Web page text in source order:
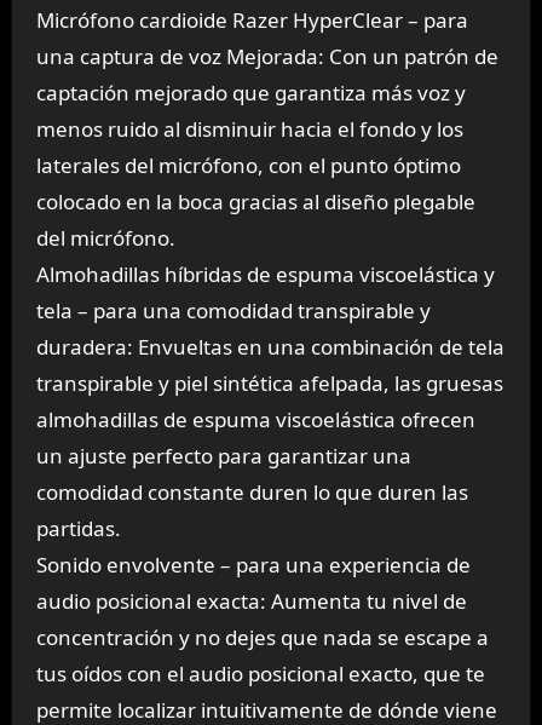
Micrófono cardioide Razer HyperClear – para
una captura de voz Mejorada: Con un patrón de
captación mejorado que garantiza más voz y
menos ruido al disminuir hacia el fondo y los
laterales del micrófono, con el punto óptimo
colocado en la boca gracias al diseño plegable
del micrófono.
Almohadillas híbridas de espuma viscoelástica y
tela – para una comodidad transpirable y
duradera: Envueltas en una combinación de tela
transpirable y piel sintética afelpada, las gruesas
almohadillas de espuma viscoelástica ofrecen
un ajuste perfecto para garantizar una
comodidad constante duren lo que duren las
partidas.
Sonido envolvente – para una experiencia de
audio posicional exacta: Aumenta tu nivel de
concentración y no dejes que nada se escape a
tus oídos con el audio posicional exacto, que te
permite localizar intuitivamente de dónde viene